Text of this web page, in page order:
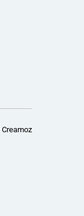
Creamoz